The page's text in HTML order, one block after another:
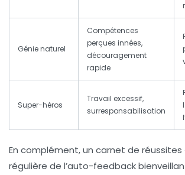
Génie naturel
Compétences
perçues innées,
découragement
rapide
Super-héros
Travail excessif,
surresponsabilisation
En complément, un carnet de
régulière de l’auto-feedback